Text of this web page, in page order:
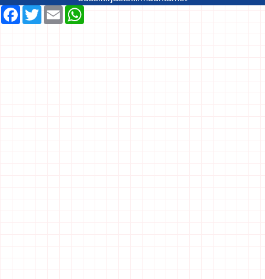
Facebook
TwitterEmail